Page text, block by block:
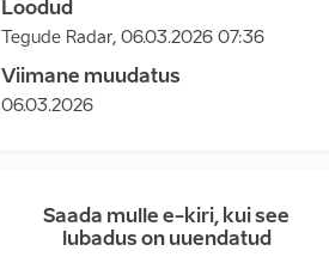
Loodud
Tegude Radar, 06.03.2026 07:36
Viimane muudatus
06.03.2026
Saada mulle e-kiri, kui see
lubadus on uuendatud